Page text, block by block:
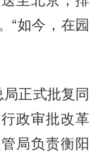
“如今，在园
正式批复同
政审批改革
局负责衡阳